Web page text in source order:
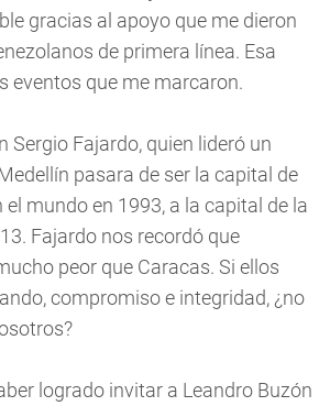
gracias al apoyo que me dieron
de primera línea. Esa
eventos que me marcaron.
Sergio Fajardo, quien lideró un
pasara de ser la capital de
mundo en 1993, a la capital de la
Fajardo nos recordó que
peor que Caracas. Si ellos
compromiso e integridad, ¿no
logrado invitar a Leandro Buzón